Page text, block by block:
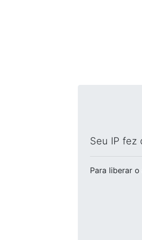
Seu IP fez
Para liberar o